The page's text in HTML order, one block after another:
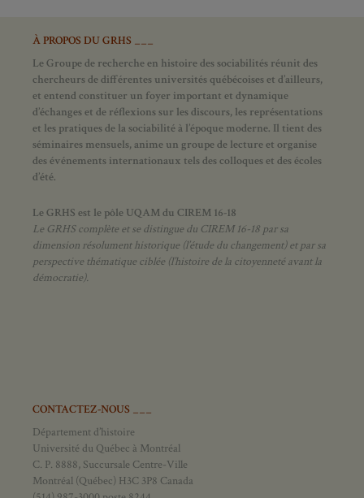
À PROPOS DU GRHS ___
Le Groupe de recherche en histoire des sociabilités réunit des
chercheurs de différentes universités québécoises et d’ailleurs,
et entend constituer un foyer important et dynamique
d’échanges et de réflexions sur les discours, les représentations
et les pratiques de la sociabilité à l’époque moderne. Il tient des
séminaires mensuels, anime un groupe de lecture et organise
des événements internationaux tels des colloques et des écoles
d’été.
Le GRHS est le pôle UQAM du CIREM 16-18
Le GRHS complète et se distingue du CIREM 16-18 par sa
dimension résolument historique (l’étude du changement) et par sa
perspective thématique ciblée (l’histoire de la citoyenneté avant la
démocratie).
CONTACTEZ-NOUS ___
Département d’histoire
Université du Québec à Montréal
C. P. 8888, Succursale Centre-Ville
Montréal (Québec) H3C 3P8 Canada